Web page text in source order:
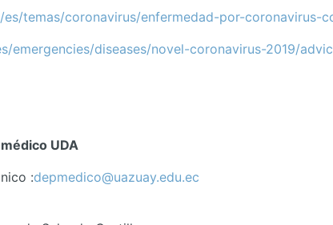
temas/coronavirus/enfermedad-por-coronavirus-
emergencies/diseases/novel-coronavirus-2019/
UDA
:depmedico@uazuay.edu.ec